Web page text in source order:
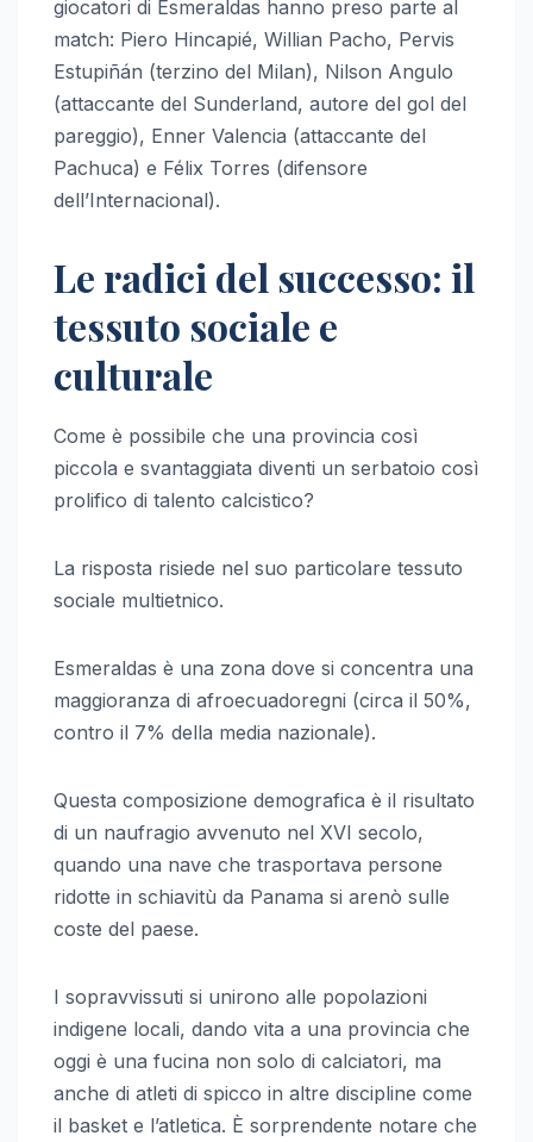
giocatori di Esmeraldas hanno preso parte al
match: Piero Hincapié, Willian Pacho, Pervis
Estupiñán (terzino del Milan), Nilson Angulo
(attaccante del Sunderland, autore del gol del
pareggio), Enner Valencia (attaccante del
Pachuca) e Félix Torres (difensore
dell’Internacional).
Le radici del successo: il
tessuto sociale e
culturale
Come è possibile che una provincia così
piccola e svantaggiata diventi un serbatoio così
prolifico di talento calcistico?
La risposta risiede nel suo particolare tessuto
sociale multietnico.
Esmeraldas è una zona dove si concentra una
maggioranza di afroecuadoregni (circa il 50%,
contro il 7% della media nazionale).
Questa composizione demografica è il risultato
di un naufragio avvenuto nel XVI secolo,
quando una nave che trasportava persone
ridotte in schiavitù da Panama si arenò sulle
coste del paese.
I sopravvissuti si unirono alle popolazioni
indigene locali, dando vita a una provincia che
oggi è una fucina non solo di calciatori, ma
anche di atleti di spicco in altre discipline come
il basket e l’atletica. È sorprendente notare che